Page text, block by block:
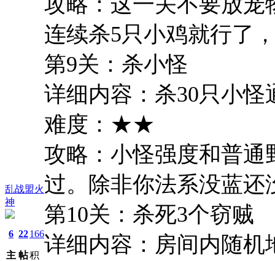
乱战盟火
神
6
主
22
帖
166
积
连续杀5只小鸡就行了
第9关：杀小怪
详细内容：杀30只小怪
难度：★★
攻略：小怪强度和普通
过。除非你法系没蓝还
第10关：杀死3个窃贼
详细内容：房间内随机